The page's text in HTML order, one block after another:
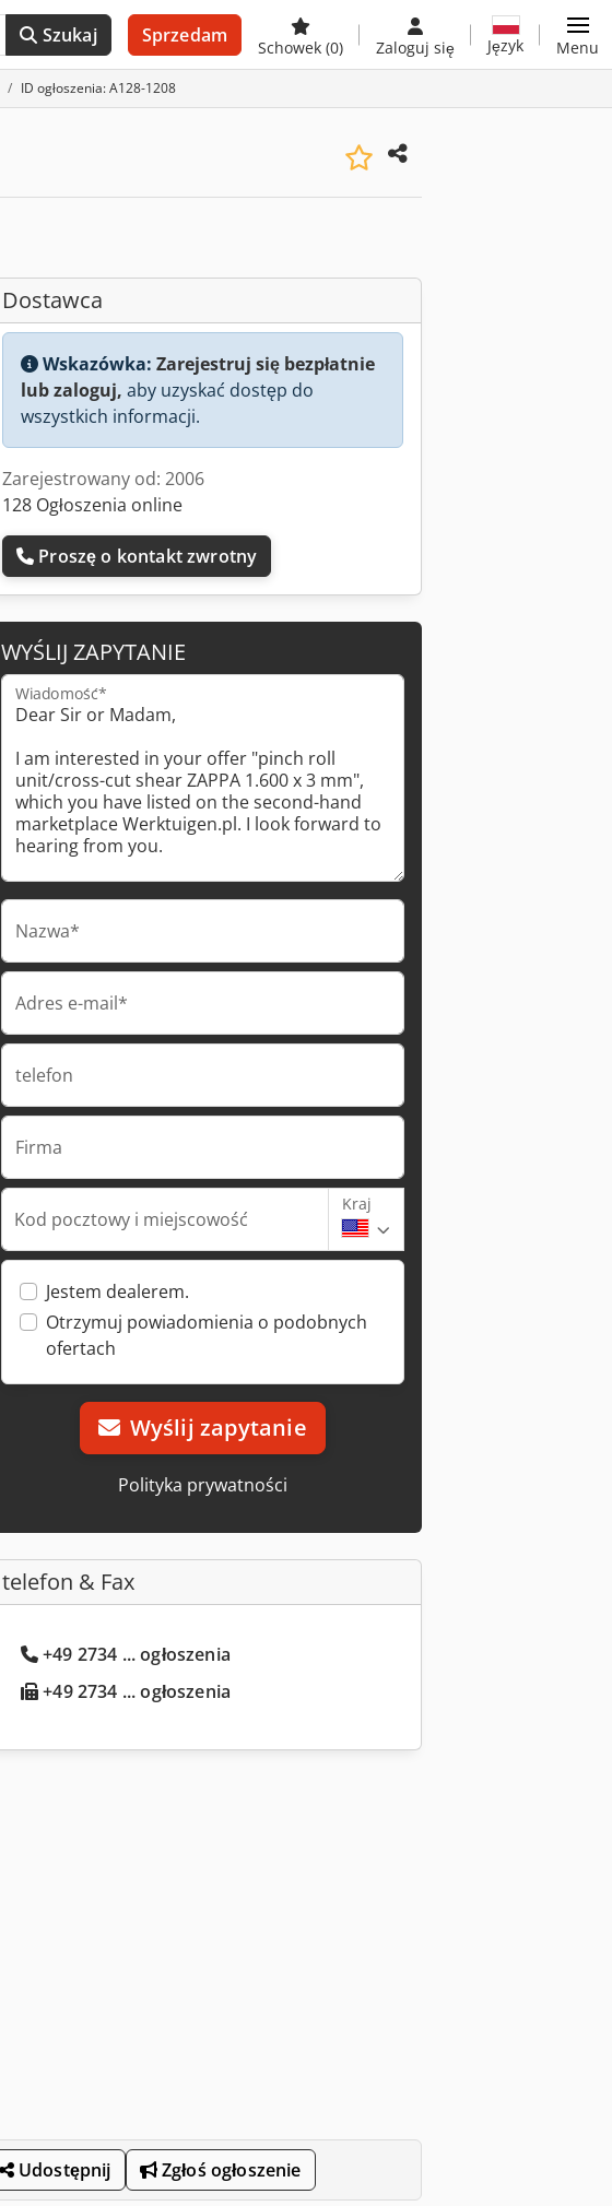
Szukaj Sprzedam
Schowek (0) Zaloguj się Język Menu
ID ogłoszenia: A128-1208
Dostawca
Wskazówka: Zarejestruj się bezpłatnie
lub zaloguj, aby uzyskać dostęp do
wszystkich informacji.
Zarejestrowany od: 2006
128 Ogłoszenia online
Proszę o kontakt zwrotny
WYŚLIJ ZAPYTANIE
Wiadomość*
Nazwa*
Adres e-mail*
telefon
Firma
Kod pocztowy i miejscowość
Kraj
Jestem dealerem.
Otrzymuj powiadomienia o podobnych
ofertach
Wyślij zapytanie
Polityka prywatności
telefon & Fax
+49 2734 ... ogłoszenia
+49 2734 ... ogłoszenia
Udostępnij Zgłoś ogłoszenie